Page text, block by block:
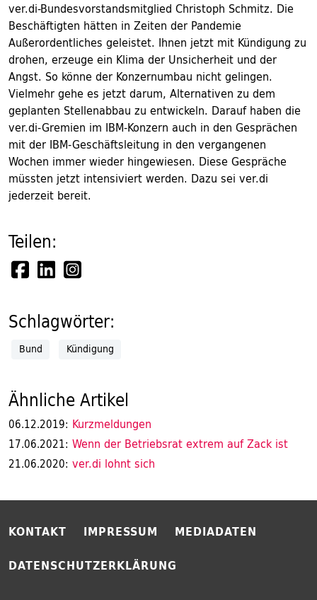
ver.di-Bundesvorstandsmitglied Christoph Schmitz. Die
Beschäftigten hätten in Zeiten der Pandemie
Außerordentliches geleistet. Ihnen jetzt mit Kündigung zu
drohen, erzeuge ein Klima der Unsicherheit und der
Angst. So könne der Konzernumbau nicht gelingen.
Vielmehr gehe es jetzt darum, Alternativen zu dem
geplanten Stellenabbau zu entwickeln. Darauf haben die
ver.di-Gremien im IBM-Konzern auch in den Gesprächen
mit der IBM-Geschäftsleitung in den vergangenen
Wochen immer wieder hingewiesen. Diese Gespräche
müssten jetzt intensiviert werden. Dazu sei ver.di
jederzeit bereit.
Teilen:
Schlagwörter:
Bund Kündigung
Ähnliche Artikel
06.12.2019: Kurzmeldungen
17.06.2021: Wenn der Betriebsrat extrem auf Zack ist
21.06.2020: ver.di lohnt sich
KONTAKT IMPRESSUM
MEDIADATEN
DATENSCHUTZERKLÄRUNG